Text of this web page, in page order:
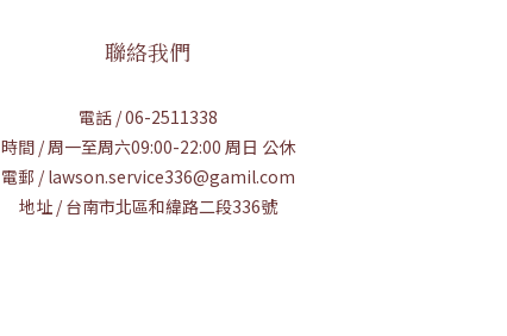
聯絡我們
電話 / 06-2511338
時間 / 周一至周六09:00-22:00 周日 公休
電郵 / lawson.service336@gamil.com
地址 / 台南市北區和緯路二段336號